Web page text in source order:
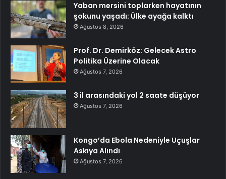
Yaban mersini toplarken hayatının
şokunu yaşadı: Ülke ayağa kalktı
Ağustos 8, 2026
Prof. Dr. Demirköz: Gelecek Astro
Politika Üzerine Olacak
Ağustos 7, 2026
3 il arasındaki yol 2 saate düşüyor
Ağustos 7, 2026
Kongo’da Ebola Nedeniyle Uçuşlar
Askıya Alındı
Ağustos 7, 2026